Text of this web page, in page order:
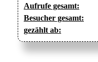
Aufrufe gesamt:
Besucher gesamt:
gezählt ab: